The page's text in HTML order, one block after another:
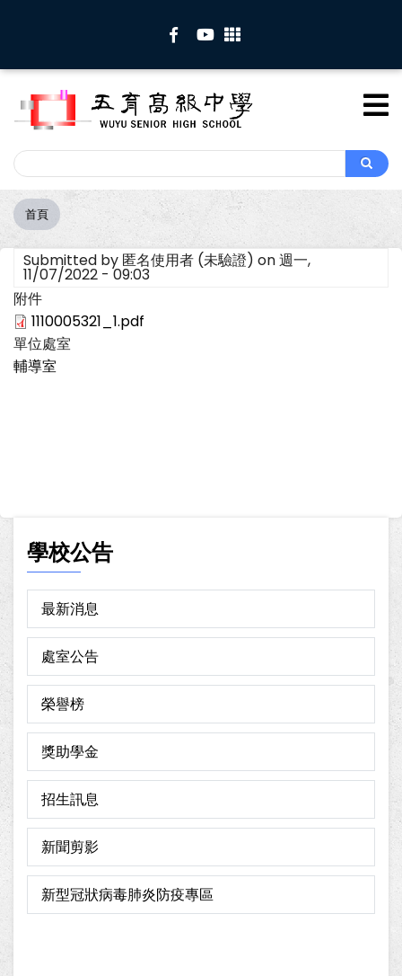
內
Search
Search
導
航
連
結
首頁
Submitted by 匿名使用者 (未驗證) on週一,
11/07/2022 - 09:03
附件
1110005321_1.pdf
單位處室
輔導室
學校公告
最新消息
處室公告
榮譽榜
獎助學金
招生訊息
新聞剪影
新型冠狀病毒肺炎防疫專區